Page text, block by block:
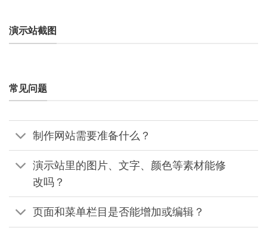
演示站截图
常见问题
制作网站需要准备什么？
演示站里的图片、文字、颜色等素材能修
改吗？
页面和菜单栏目是否能增加或编辑？